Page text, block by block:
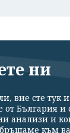
ни
вие сте тук
България и
анализи и
към